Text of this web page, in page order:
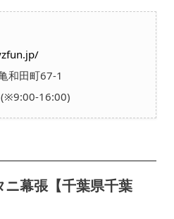
和田町67-1
16:00)
幕張【千葉県千葉